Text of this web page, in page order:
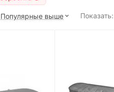
Популярные выше Показать: